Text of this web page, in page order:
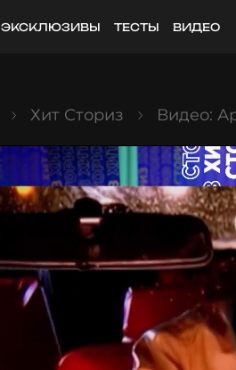
ЭКСКЛЮЗИВЫ ТЕСТЫ ВИДЕО
Хит Сториз Видео: